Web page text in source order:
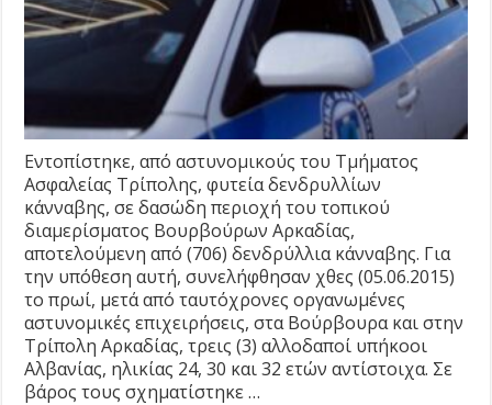
Εντοπίστηκε, από αστυνομικούς του Τμήματος
Ασφαλείας Τρίπολης, φυτεία δενδρυλλίων
κάνναβης, σε δασώδη περιοχή του τοπικού
διαμερίσματος Βουρβούρων Αρκαδίας,
αποτελούμενη από (706) δενδρύλλια κάνναβης. Για
την υπόθεση αυτή, συνελήφθησαν χθες (05.06.2015)
το πρωί, μετά από ταυτόχρονες οργανωμένες
αστυνομικές επιχειρήσεις, στα Βούρβουρα και στην
Τρίπολη Αρκαδίας, τρεις (3) αλλοδαποί υπήκοοι
Αλβανίας, ηλικίας 24, 30 και 32 ετών αντίστοιχα. Σε
βάρος τους σχηματίστηκε …